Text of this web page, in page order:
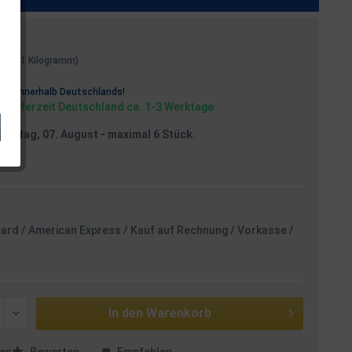
* / 1 Kilogramm)
innerhalb Deutschlands!
Lieferzeit Deutschland ca. 1-3 Werktage
07. August - maximal 6 Stück.
/ American Express / Kauf auf Rechnung / Vorkasse /
In den Warenkorb